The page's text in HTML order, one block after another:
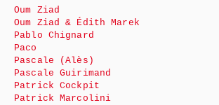
Oum Ziad
Oum Ziad & Édith Marek
Pablo Chignard
Paco
Pascale (Alès)
Pascale Guirimand
Patrick Cockpit
Patrick Marcolini